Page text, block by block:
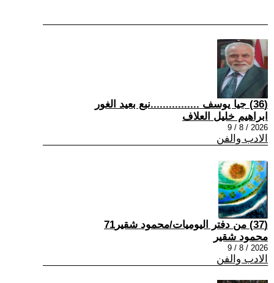
(36) جيا يوسف ................نبع بعيد الغور
ابراهيم خليل العلاف
2026 / 8 / 9
الادب والفن
(37) من دفتر اليوميات/محمود شقير71
محمود شقير
2026 / 8 / 9
الادب والفن